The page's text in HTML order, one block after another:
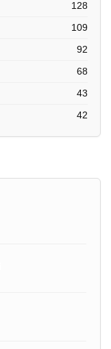
128
109
92
68
43
42